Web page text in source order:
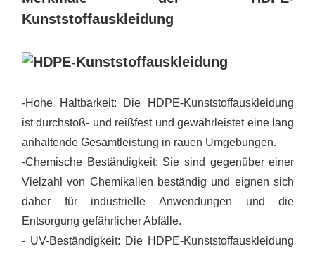
Kunststoffauskleidung
-Hohe Haltbarkeit: Die HDPE-Kunststoffauskleidung
ist durchstoß- und reißfest und gewährleistet eine lang
anhaltende Gesamtleistung in rauen Umgebungen.
-Chemische Beständigkeit: Sie sind gegenüber einer
Vielzahl von Chemikalien beständig und eignen sich
daher für industrielle Anwendungen und die
Entsorgung gefährlicher Abfälle.
- UV-Beständigkeit: Die HDPE-Kunststoffauskleidung